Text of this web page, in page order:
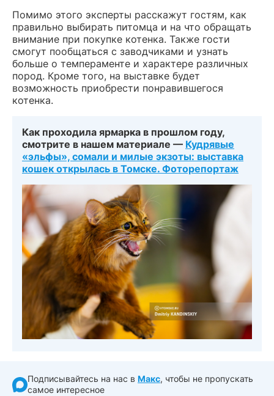
Помимо этого эксперты расскажут гостям, как
правильно выбирать питомца и на что обращать
внимание при покупке котенка. Также гости
смогут пообщаться с заводчиками и узнать
больше о темпераменте и характере различных
пород. Кроме того, на выставке будет
возможность приобрести понравившегося
котенка.
Как проходила ярмарка в прошлом году,
смотрите в нашем материале — Кудрявые
«эльфы», сомали и милые экзоты: выставка
кошек открылась в Томске. Фоторепортаж
Подписывайтесь на нас в Макс, чтобы не пропускать
самое интересное